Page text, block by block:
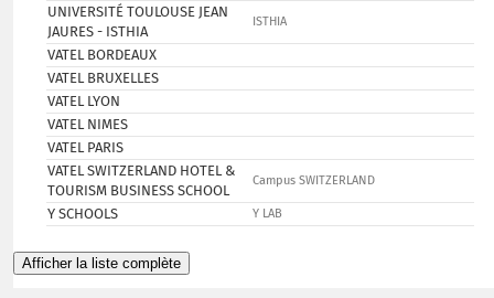
UNIVERSITÉ TOULOUSE JEAN
JAURES - ISTHIA
ISTHIA
VATEL BORDEAUX
VATEL BRUXELLES
VATEL LYON
VATEL NIMES
VATEL PARIS
VATEL SWITZERLAND HOTEL &
TOURISM BUSINESS SCHOOL
Campus SWITZERLAND
Y SCHOOLS Y LAB
Afficher la liste complète